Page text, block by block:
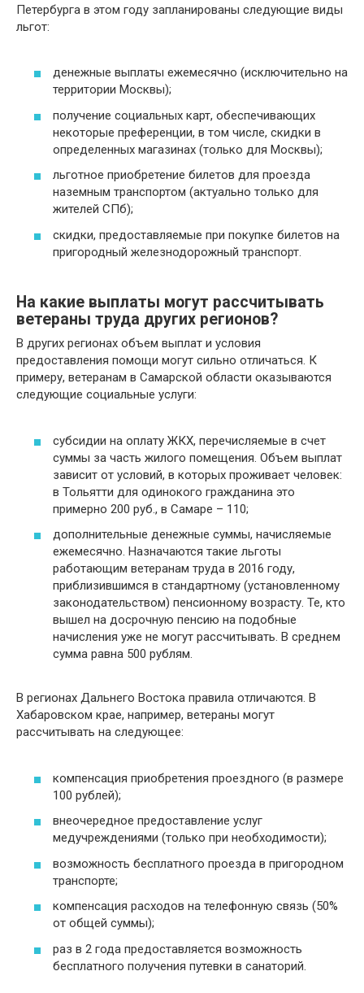
Петербурга в этом году запланированы следующие виды
льгот:
денежные выплаты ежемесячно (исключительно на
территории Москвы);
получение социальных карт, обеспечивающих
некоторые преференции, в том числе, скидки в
определенных магазинах (только для Москвы);
льготное приобретение билетов для проезда
наземным транспортом (актуально только для
жителей СПб);
скидки, предоставляемые при покупке билетов на
пригородный железнодорожный транспорт.
На какие выплаты могут рассчитывать
ветераны труда других регионов?
В других регионах объем выплат и условия
предоставления помощи могут сильно отличаться. К
примеру, ветеранам в Самарской области оказываются
следующие социальные услуги:
субсидии на оплату ЖКХ, перечисляемые в счет
суммы за часть жилого помещения. Объем выплат
зависит от условий, в которых проживает человек:
в Тольятти для одинокого гражданина это
примерно 200 руб., в Самаре – 110;
дополнительные денежные суммы, начисляемые
ежемесячно. Назначаются такие льготы
работающим ветеранам труда в 2016 году,
приблизившимся в стандартному (установленному
законодательством) пенсионному возрасту. Те, кто
вышел на досрочную пенсию на подобные
начисления уже не могут рассчитывать. В среднем
сумма равна 500 рублям.
В регионах Дальнего Востока правила отличаются. В
Хабаровском крае, например, ветераны могут
рассчитывать на следующее:
компенсация приобретения проездного (в размере
100 рублей);
внеочередное предоставление услуг
медучреждениями (только при необходимости);
возможность бесплатного проезда в пригородном
транспорте;
компенсация расходов на телефонную связь (50%
от общей суммы);
раз в 2 года предоставляется возможность
бесплатного получения путевки в санаторий.